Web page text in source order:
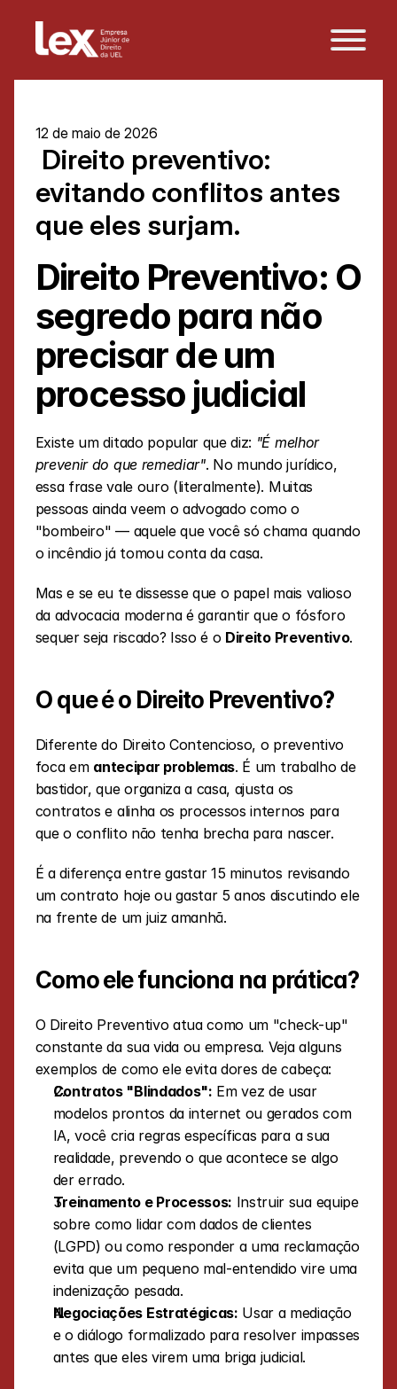
12 de maio de 2026
evitando conflitos antes
que eles surjam.
Direito Preventivo: O
segredo para não
precisar de um
processo judicial
Existe um ditado popular que diz: "É melhor
prevenir do que remediar". No mundo jurídico,
essa frase vale ouro (literalmente). Muitas
pessoas ainda veem o advogado como o
"bombeiro" — aquele que você só chama quando
o incêndio já tomou conta da casa.
Mas e se eu te dissesse que o papel mais valioso
da advocacia moderna é garantir que o fósforo
sequer seja riscado? Isso é o Direito Preventivo.
O que é o Direito Preventivo?
Diferente do Direito Contencioso, o preventivo
foca em antecipar problemas. É um trabalho de
bastidor, que organiza a casa, ajusta os
contratos e alinha os processos internos para
que o conflito não tenha brecha para nascer.
É a diferença entre gastar 15 minutos revisando
um contrato hoje ou gastar 5 anos discutindo ele
na frente de um juiz amanhã.
Como ele funciona na prática?
O Direito Preventivo atua como um "check-up"
constante da sua vida ou empresa. Veja alguns
exemplos de como ele evita dores de cabeça:
Contratos "Blindados": Em vez de usar
modelos prontos da internet ou gerados com
IA, você cria regras específicas para a sua
realidade, prevendo o que acontece se algo
der errado.
Treinamento e Processos: Instruir sua equipe
sobre como lidar com dados de clientes
(LGPD) ou como responder a uma reclamação
evita que um pequeno mal-entendido vire uma
indenização pesada.
Negociações Estratégicas: Usar a mediação
e o diálogo formalizado para resolver impasses
antes que eles virem uma briga judicial.